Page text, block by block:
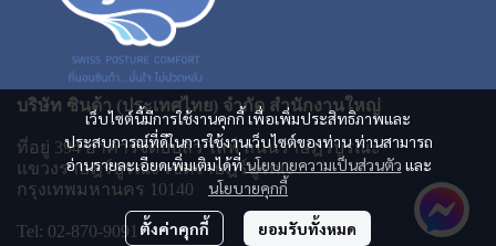
เว็บไซต์นี้มีการใช้งานคุกกี้ เพื่อเพิ่มประสิทธิภาพและ
ประสบการณ์ที่ดีในการใช้งานเว็บไซต์ของท่าน ท่านสามารถ
อ่านรายละเอียดเพิ่มเติมได้ที่นโยบายความเป็นส่วนตัว และ
นโยบายคุกกี้
ตั้งค่าคุกกี้ ยอมรับทั้งหมด
บริษัท ซินด้า (ประเทศไทย) จำกัด สำนักงานใหญ่
ที่อยู่ 394 อาคารจีดับบลิว ไลฟ์ ถนนราษฎร์บูรณะ
แขวงราษฎร์บูรณะ เขตราษฎร์บูรณะ
กรุงเทพมหานคร 10140
Tel: 02-870-9091